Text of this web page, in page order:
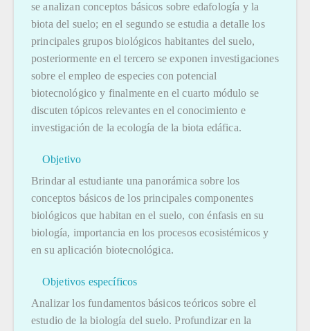
se analizan conceptos básicos sobre edafología y la
biota del suelo; en el segundo se estudia a detalle los
principales grupos biológicos habitantes del suelo,
posteriormente en el tercero se exponen investigaciones
sobre el empleo de especies con potencial
biotecnológico y finalmente en el cuarto módulo se
discuten tópicos relevantes en el conocimiento e
investigación de la ecología de la biota edáfica.
Objetivo
Brindar al estudiante una panorámica sobre los
conceptos básicos de los principales componentes
biológicos que habitan en el suelo, con énfasis en su
biología, importancia en los procesos ecosistémicos y
en su aplicación biotecnológica.
Objetivos específicos
Analizar los fundamentos básicos teóricos sobre el
estudio de la biología del suelo. Profundizar en la